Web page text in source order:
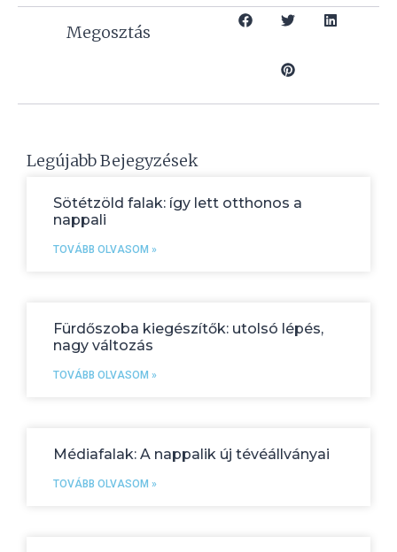
Megosztás
Legújabb Bejegyzések
Sötétzöld falak: így lett otthonos a
nappali
TOVÁBB OLVASOM »
Fürdőszoba kiegészítők: utolsó lépés,
nagy változás
TOVÁBB OLVASOM »
Médiafalak: A nappalik új tévéállványai
TOVÁBB OLVASOM »